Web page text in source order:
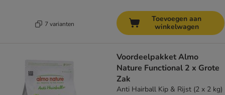
7 varianten
Toevoegen aan
winkelwagen
Voordeelpakket Almo
Nature Functional 2 x Grote
Zak
Anti Hairball Kip & Rijst (2 x 2 kg)